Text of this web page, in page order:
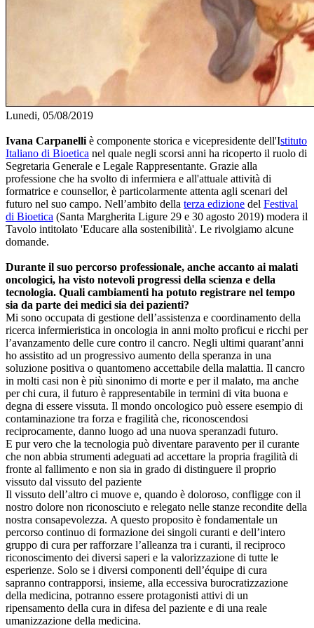
Lunedi, 05/08/2019
Ivana Carpanelliè componente storica e vicepresidente dell'Istituto
Italiano di Bioetica nel quale negli scorsi anni ha ricoperto il ruolo di
Segretaria Generale e Legale Rappresentante. Grazie alla
professione che ha svolto di infermiera e all'attuale attività di
formatrice e counsellor, è particolarmente attenta agli scenari del
futuro nel suo campo. Nell’ambito della terza edizione del Festival
di Bioetica (Santa Margherita Ligure 29 e 30 agosto 2019) modera il
Tavolo intitolato 'Educare alla sostenibilità'. Le rivolgiamo alcune
domande.
Durante il suo percorso professionale, anche accanto ai malati
oncologici, ha visto notevoli progressi della scienza e della
tecnologia. Quali cambiamenti ha potuto registrare nel tempo
sia da parte dei medici sia dei pazienti?
Mi sono occupata di gestione dell’assistenza e coordinamento della
ricerca infermieristica in oncologia in anni molto proficui e ricchi per
l’avanzamento delle cure contro il cancro. Negli ultimi quarant’anni
ho assistito ad un progressivo aumento della speranza in una
soluzione positiva o quantomeno accettabile della malattia. Il cancro
in molti casi non è più sinonimo di morte e per il malato, ma anche
per chi cura, il futuro è rappresentabile in termini di vita buona e
degna di essere vissuta. Il mondo oncologico può essere esempio di
contaminazione tra forza e fragilità che, riconoscendosi
reciprocamente, danno luogo ad una nuova speranzadi futuro.
E pur vero che la tecnologia può diventare paravento per il curante
che non abbia strumenti adeguati ad accettare la propria fragilità di
fronte al fallimento e non sia in grado di distinguere il proprio
vissuto dal vissuto del paziente
Il vissuto dell’altro ci muove e, quando è doloroso, confligge con il
nostro dolore non riconosciuto e relegato nelle stanze recondite della
nostra consapevolezza. A questo proposito è fondamentale un
percorso continuo di formazione dei singoli curanti e dell’intero
gruppo di cura per rafforzare l’alleanza tra i curanti, il reciproco
riconoscimento dei diversi saperi e la valorizzazione di tutte le
esperienze. Solo se i diversi componenti dell’équipe di cura
sapranno contrapporsi, insieme, alla eccessiva burocratizzazione
della medicina, potranno essere protagonisti attivi di un
ripensamento della cura in difesa del paziente e di una reale
umanizzazione della medicina.